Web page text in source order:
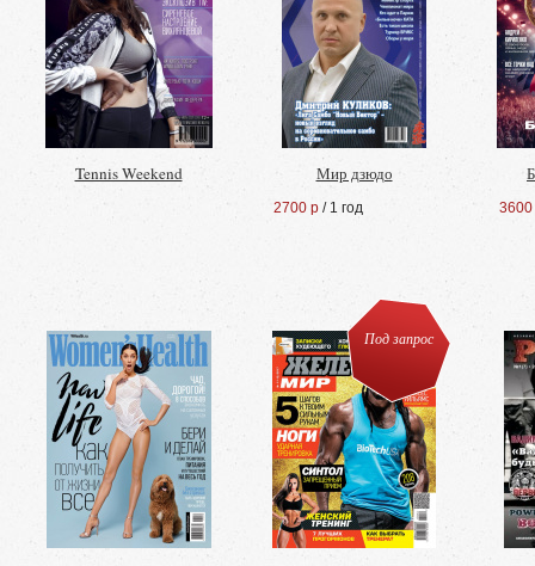
Tennis Weekend Мир дзюдо
2700 р / 1 год 3600
Под запрос